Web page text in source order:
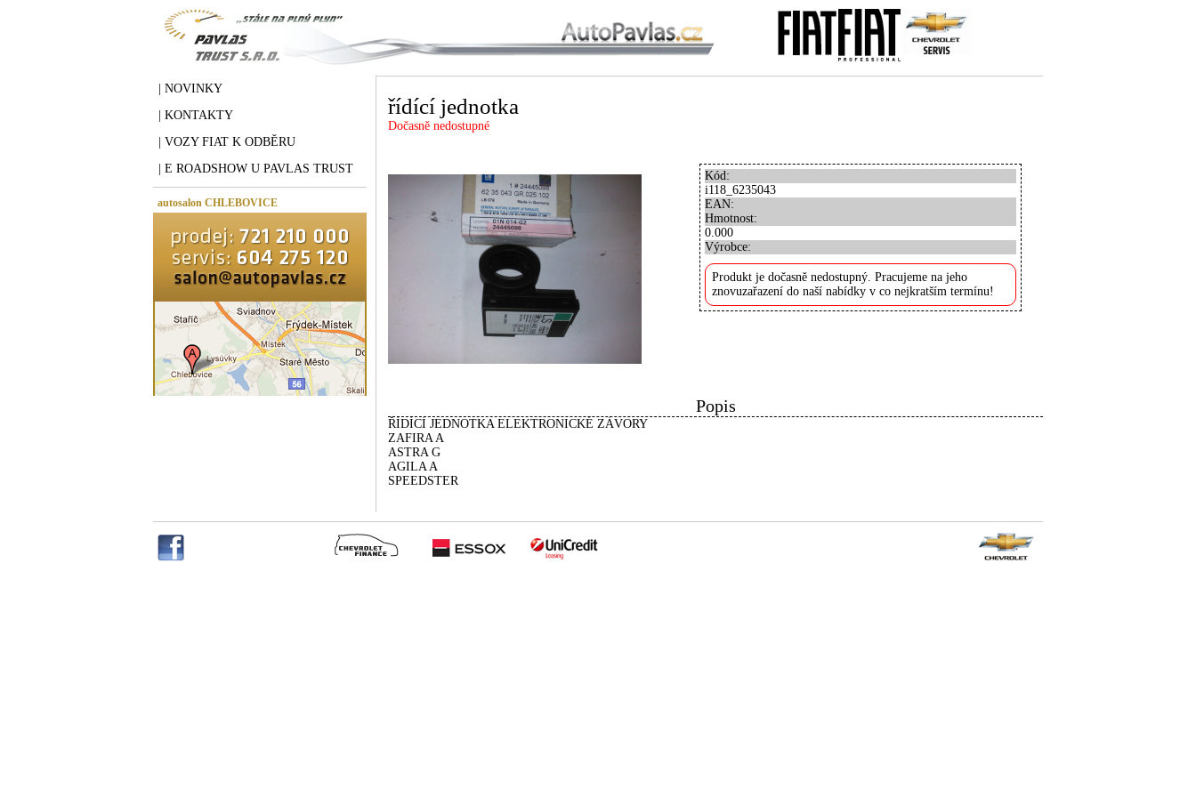
| NOVINKY
| KONTAKTY
| VOZY FIAT K ODBĚRU
| E ROADSHOW U PAVLAS TRUST
autosalon CHLEBOVICE
řídící jednotka
Dočasně nedostupné
Kód:
i118_6235043
EAN:
Hmotnost:
0.000
Výrobce:
Produkt je dočasně nedostupný. Pracujeme na jeho
znovuzařazení do naší nabídky v co nejkratším termínu!
Popis
ŘÍDÍCÍ JEDNOTKA ELEKTRONICKÉ ZÁVORY
ZAFIRA A
ASTRA G
AGILA A
SPEEDSTER